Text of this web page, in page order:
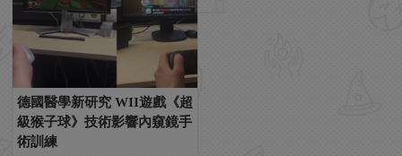
德國醫學新研究 WII遊戲《超
級猴子球》技術影響內窺鏡手
術訓練